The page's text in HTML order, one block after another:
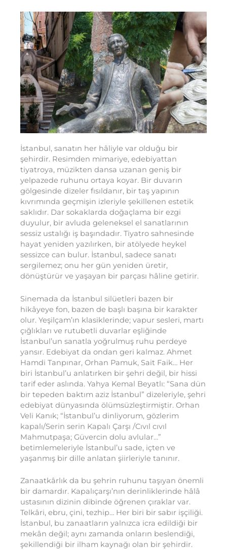
İstanbul, sanatın her hâliyle var olduğu bir
şehirdir. Resimden mimariye, edebiyattan
tiyatroya, müzikten dansa uzanan geniş bir
yelpazede ruhunu ortaya koyar. Bir duvarın
gölgesinde dizeler fısıldanır, bir taş yapının
kıvrımında geçmişin izleriyle şekillenen estetik
saklıdır. Dar sokaklarda doğaçlama bir ezgi
duyulur, bir avluda geleneksel el sanatlarının
sessiz ustalığı iş başındadır. Tiyatro sahnesinde
hayat yeniden yazılırken, bir atölyede heykel
sessizce can bulur. İstanbul, sadece sanatı
sergilemez; onu her gün yeniden üretir,
dönüştürür ve yaşayan bir parçası hâline getirir.
Sinemada da İstanbul silüetleri bazen bir
hikâyeye fon, bazen de başlı başına bir karakter
olur. Yeşilçam’ın klasiklerinde; vapur sesleri, martı
çığlıkları ve rutubetli duvarlar eşliğinde
İstanbul’un sanatla yoğrulmuş ruhu perdeye
yansır. Edebiyat da ondan geri kalmaz. Ahmet
Hamdi Tanpınar, Orhan Pamuk, Sait Faik… Her
biri İstanbul’u anlatırken bir şehri değil, bir hissi
tarif eder aslında. Yahya Kemal Beyatlı: “Sana dün
bir tepeden baktım aziz İstanbul” dizeleriyle, şehri
edebiyat dünyasında ölümsüzleştirmiştir. Orhan
Veli Kanık; “İstanbul’u dinliyorum, gözlerim
kapalı/Serin serin Kapalı Çarşı /Cıvıl cıvıl
Mahmutpaşa; Güvercin dolu avlular…”
betimlemeleriyle İstanbul’u sade, içten ve
yaşanmış bir dille anlatan şiirleriyle tanınır.
Zanaatkârlık da bu şehrin ruhunu taşıyan önemli
bir damardır. Kapalıçarşı’nın derinliklerinde hâlâ
ustasının dizinin dibinde öğrenen çıraklar var.
Telkâri, ebru, çini, tezhip… Her biri bir sabır işçiliği.
İstanbul, bu zanaatların yalnızca icra edildiği bir
mekân değil; aynı zamanda onların beslendiği,
şekillendiği bir ilham kaynağı olan bir şehirdir.